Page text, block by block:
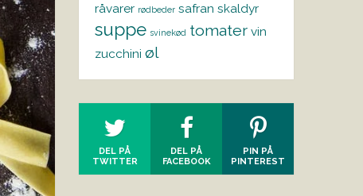
råvarer rødbeder safran skaldyr
suppe svinekød tomater vin
zucchini øl
DEL PÅ
TWITTER
DEL PÅ
FACEBOOK
PIN PÅ
PINTEREST